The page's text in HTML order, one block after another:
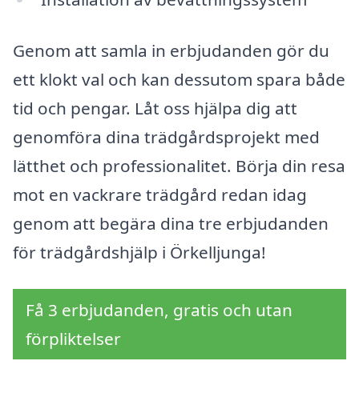
Genom att samla in erbjudanden gör du
ett klokt val och kan dessutom spara både
tid och pengar. Låt oss hjälpa dig att
genomföra dina trädgårdsprojekt med
lätthet och professionalitet. Börja din resa
mot en vackrare trädgård redan idag
genom att begära dina tre erbjudanden
för trädgårdshjälp i Örkelljunga!
Få 3 erbjudanden, gratis och utan
förpliktelser